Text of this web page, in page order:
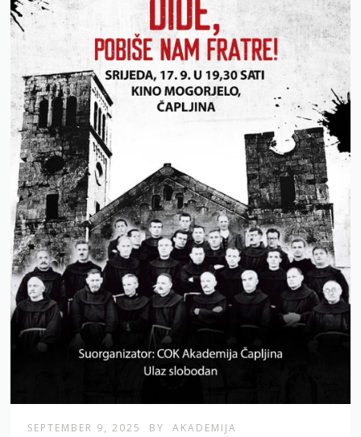
SEPTEMBER 9, 2025 BY AKADEMIJA